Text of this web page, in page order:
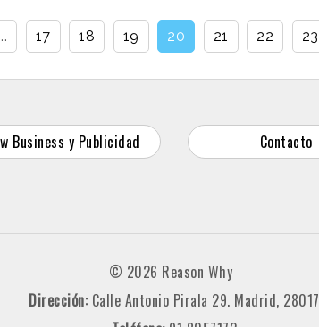
... 17 18 19 20 21 22 23
Business y Publicidad Contacto
© 2026 Reason Why
Dirección: Calle Antonio Pirala 29. Madrid, 28017